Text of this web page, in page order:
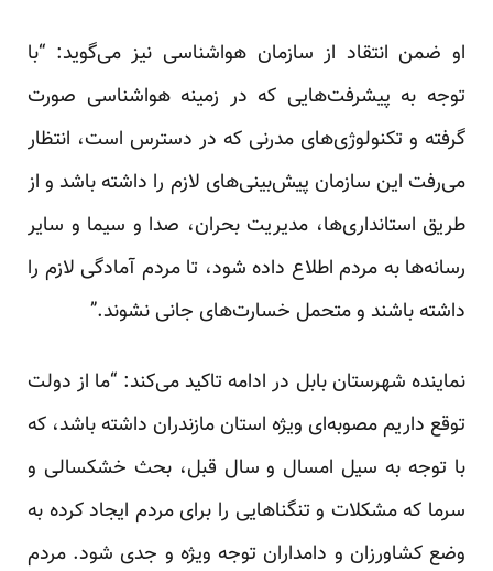
او ضمن انتقاد از سازمان هواشناسی نیز می‌گوید: “با
توجه به پیشرفت‌هایی که در زمینه هواشناسی صورت
گرفته و تکنولوژی‌های مدرنی که در دسترس است، انتظار
می‌رفت این سازمان پیش‌بینی‌های لازم را داشته باشد و از
طریق استانداری‌ها، مدیریت بحران، صدا و سیما و سایر
رسانه‌ها به مردم اطلاع داده شود، تا مردم آمادگی لازم را
داشته باشند و متحمل خسارت‌های جانی نشوند.”
نماینده شهرستان بابل در ادامه تاکید می‌کند: “ما از دولت
توقع داریم مصوبه‌ای ویژه استان مازندران داشته باشد، که
با توجه به سیل امسال و سال قبل، بحث خشکسالی و
سرما که مشکلات و تنگناهایی را برای مردم ایجاد کرده به
وضع کشاورزان و دامداران توجه ویژه و جدی شود. مردم